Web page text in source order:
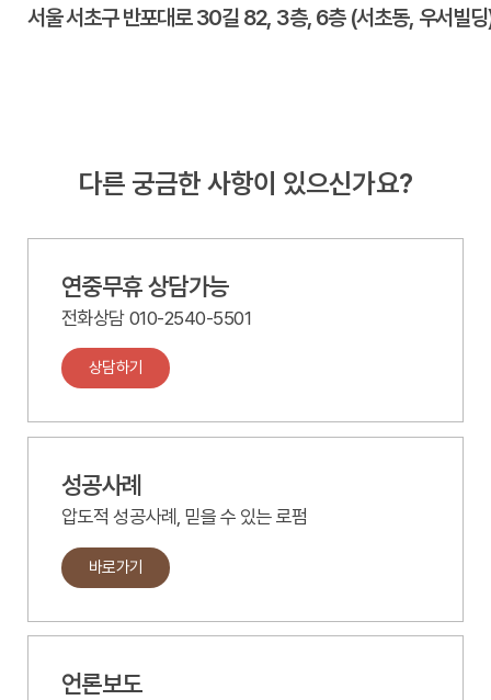
서울 서초구 반포대로 30길 82, 3층, 6층 (서초동, 우서빌
다른 궁금한 사항이 있으신가요?
연중무휴 상담가능
전화상담 010-2540-5501
상담하기
성공사례
압도적 성공사례, 믿을 수 있는 로펌
바로가기
언론보도